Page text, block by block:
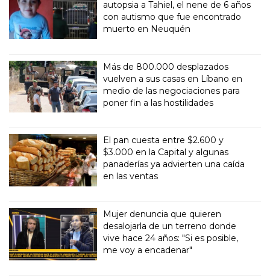
autopsia a Tahiel, el nene de 6 años
con autismo que fue encontrado
muerto en Neuquén
Más de 800.000 desplazados
vuelven a sus casas en Líbano en
medio de las negociaciones para
poner fin a las hostilidades
El pan cuesta entre $2.600 y
$3.000 en la Capital y algunas
panaderías ya advierten una caída
en las ventas
Mujer denuncia que quieren
desalojarla de un terreno donde
vive hace 24 años: "Si es posible,
me voy a encadenar"